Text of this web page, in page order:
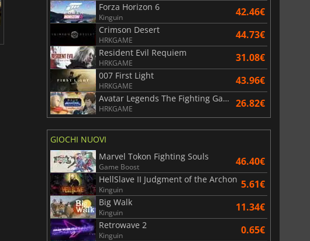
Total War WARHAMMER 3
Forza Horizon 6
Kinguin 42.46€
Crimson Desert
HRKGAME 44.73€
Resident Evil Requiem
HRKGAME 31.08€
007 First Light
HRKGAME 43.96€
Avatar Legends The Fighting Game
HRKGAME 26.82€
GIOCHI NUOVI
Marvel Tokon Fighting Souls
Game Boost 46.40€
HellSlave II Judgment of the Archon
Kinguin 5.61€
Big Walk
Kinguin 11.34€
Retrowave 2
Kinguin 0.65€